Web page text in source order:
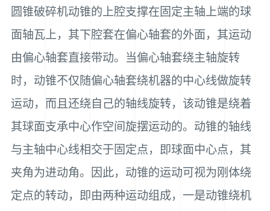
圆锥破碎机动锥的上腔支撑在固定主轴上端的球
面轴瓦上，其下腔套在偏心轴套的外面，其运动
由偏心轴套直接带动。当偏心轴套绕主轴旋转
时，动锥不仅随偏心轴套绕机器的中心线做旋转
运动，而且还绕自己的轴线旋转，该动锥是绕着
其球面支承中心作空间旋摆运动的。动锥的轴线
与主轴中心线相交于固定点，即球面中心点，其
夹角为进动角。因此，动锥的运动可视为刚体绕
定点的转动，即由两种运动组成，一是动锥绕机